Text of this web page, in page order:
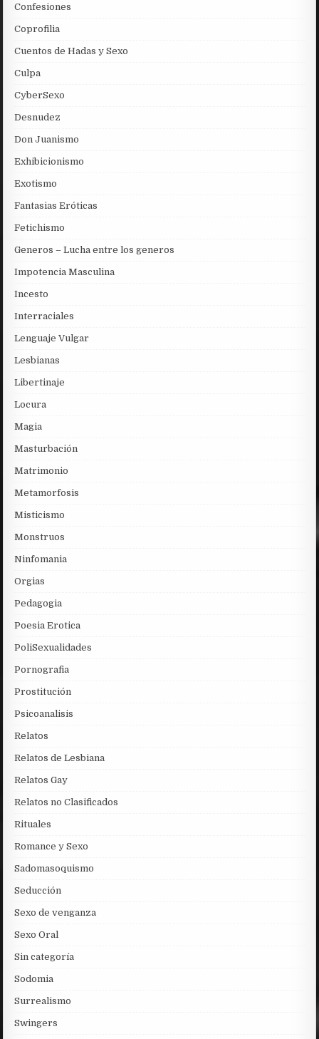
Confesiones
Coprofilia
Cuentos de Hadas y Sexo
Culpa
CyberSexo
Desnudez
Don Juanismo
Exhibicionismo
Exotismo
Fantasias Eróticas
Fetichismo
Generos – Lucha entre los generos
Impotencia Masculina
Incesto
Interraciales
Lenguaje Vulgar
Lesbianas
Libertinaje
Locura
Magia
Masturbación
Matrimonio
Metamorfosis
Misticismo
Monstruos
Ninfomania
Orgias
Pedagogia
Poesia Erotica
PoliSexualidades
Pornografia
Prostitución
Psicoanalisis
Relatos
Relatos de Lesbiana
Relatos Gay
Relatos no Clasificados
Rituales
Romance y Sexo
Sadomasoquismo
Seducción
Sexo de venganza
Sexo Oral
Sin categoría
Sodomia
Surrealismo
Swingers